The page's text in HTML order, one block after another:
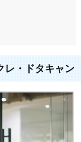
・ドタキャン